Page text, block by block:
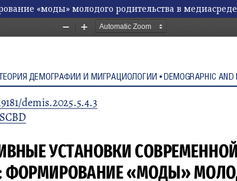
«моды» молодого родительства в медиасреде